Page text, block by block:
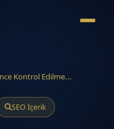
Kontrol Edilme...
SEO İçerik